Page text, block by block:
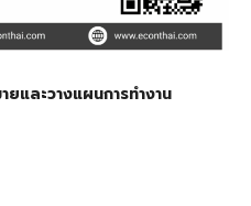
และวางแผนการทำงาน